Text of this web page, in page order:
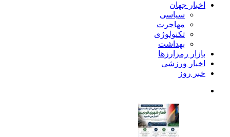
اخبار جهان
سیاسی
مهاجرت
تکنولوژی
بهداشت
بازار رمزارزها
اخبار ورزشی
خبر روز